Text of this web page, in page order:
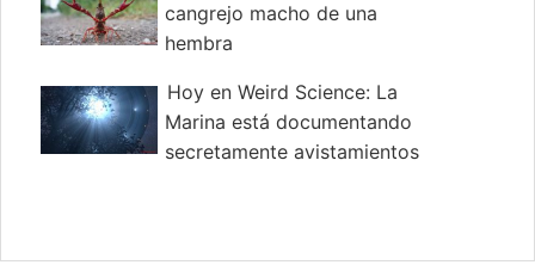
cangrejo macho de una
hembra
Hoy en Weird Science: La
Marina está documentando
secretamente avistamientos